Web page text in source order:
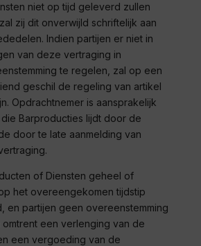
niet op tijd geleverd zullen
zij dit onverwijld schriftelijk aan
Indien partijen er niet in
van deze vertraging in
te regelen, zal op een
geschil de regeling van artikel
Opdrachtnemer is aansprakelijk
Barproducties lijdt door de
door te late aanmelding van
of Diensten geheel of
het overeengekomen tijdstip
en partijen geen overeenstemming
een verlenging van de
een vergoeding van de